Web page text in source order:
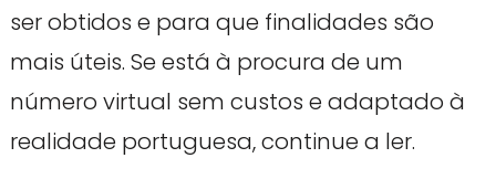
ser obtidos e para que finalidades são
mais úteis. Se está à procura de um
número virtual sem custos e adaptado à
realidade portuguesa, continue a ler.